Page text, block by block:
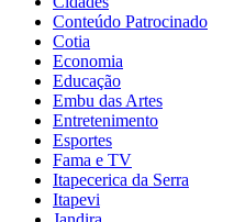
Conteúdo Patrocinado
Cotia
Economia
Educação
Embu das Artes
Entretenimento
Esportes
Fama e TV
Itapecerica da Serra
Itapevi